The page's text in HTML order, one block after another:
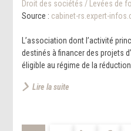
Droit des sociétés / Levées de
Source : cabinet-rs.expert-
L’association dont l’activité
destinés à financer des projets
éligible au régime de la
Lire la suite